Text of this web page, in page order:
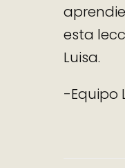
esta
Luisa.
-Equipo